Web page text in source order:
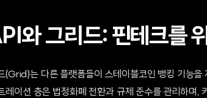
와 그리드: 핀테크를
는 다른 플랫폼들이 스테이블코인 뱅킹 기능을
레이션 층은 법정화폐 전환과 규제 준수를 관리하며,